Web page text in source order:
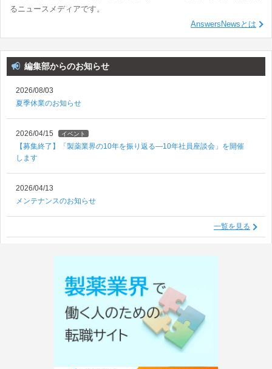
るニュースメディアです。
AnswersNewsとは
編集部からのお知らせ
2026/08/03
夏季休業のお知らせ
2026/04/15 イベント
【募集終了】「製薬業界の10年を振り返る―10年社員座談会」を開催
します
2026/04/13
メンテナンスのお知らせ
一覧を見る